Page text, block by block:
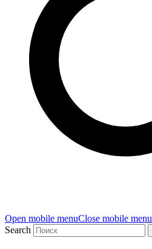
Open mobile menuClose mobile menu
Search